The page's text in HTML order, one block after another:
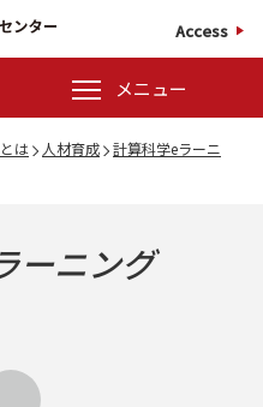
Access
メニュー
は 人材育成
計算科学eラーニ
ーニング